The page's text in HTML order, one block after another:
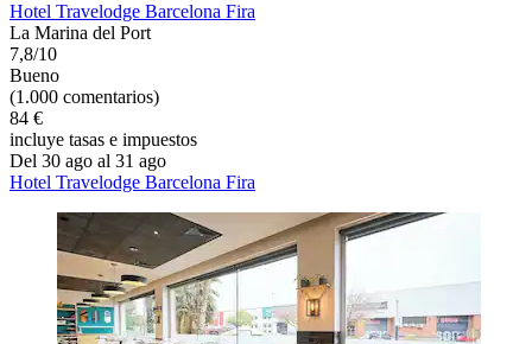
Hotel Travelodge Barcelona Fira
La Marina del Port
7,8/10
Bueno
(1.000 comentarios)
84 €
incluye tasas e impuestos
Del 30 ago al 31 ago
Hotel Travelodge Barcelona Fira